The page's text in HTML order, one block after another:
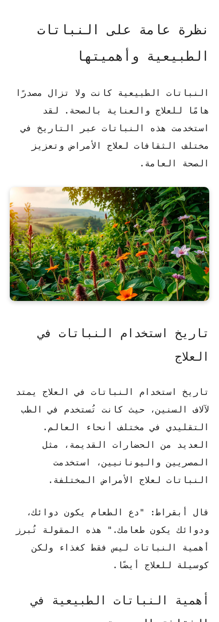
نظرة عامة على النباتات
الطبيعية وأهميتها
النباتات الطبيعية كانت ولا تزال مصدرًا
هامًا للعلاج والعناية بالصحة. لقد
استخدمت هذه النباتات عبر التاريخ في
مختلف الثقافات لعلاج الأمراض وتعزيز
الصحة العامة.
تاريخ استخدام النباتات في
العلاج
تاريخ استخدام النباتات في العلاج يمتد
لآلاف السنين، حيث كانت تُستخدم في الطب
التقليدي في مختلف أنحاء العالم.
العديد من الحضارات القديمة، مثل
المصريين واليونانيين، استخدمت
النباتات لعلاج الأمراض المختلفة.
قال أبقراط: "دع الطعام يكون دوائك،
ودوائك يكون طعامك." هذه المقولة تُبرز
أهمية النباتات ليس فقط كغذاء ولكن
كوسيلة للعلاج أيضًا.
أهمية النباتات الطبيعية في